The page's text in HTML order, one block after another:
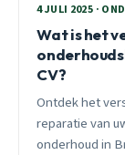
4 JULI 2025 ·
Wat is het
CV?
Ontdek het
reparatie van
onderhoud in